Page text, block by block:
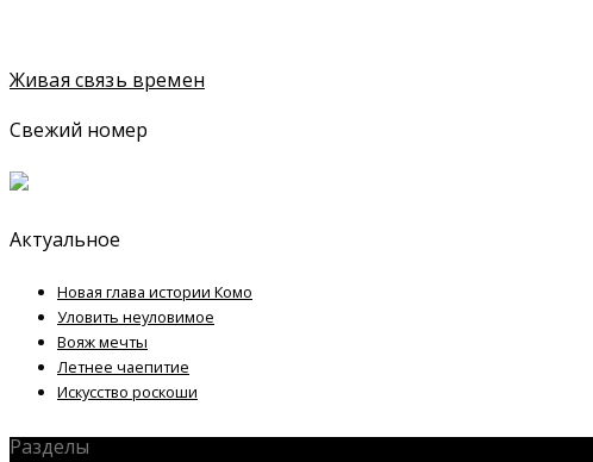
Живая связь времен
Свежий номер
Актуальное
Новая глава истории Комо
Уловить неуловимое
Вояж мечты
Летнее чаепитие
Искусство роскоши
Разделы